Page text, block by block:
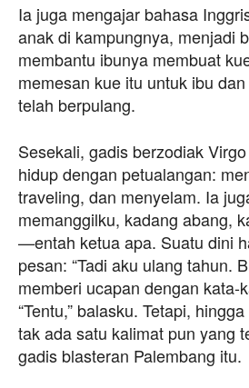
Ia juga mengajar bahasa
anak di kampungnya, menjadi
membantu ibunya membuat
memesan kue itu untuk ibu
telah berpulang.
Sesekali, gadis berzodiak
hidup dengan petualangan:
traveling, dan menyelam. Ia
memanggilku, kadang abang,
—entah ketua apa. Suatu dini
pesan: “Tadi aku ulang tahun.
memberi ucapan dengan kata-
“Tentu,” balasku. Tetapi,
tak ada satu kalimat pun yang
gadis blasteran Palembang itu.